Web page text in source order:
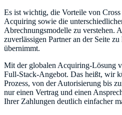
Es ist wichtig, die Vorteile von
Acquiring sowie die
Abrechnungsmodelle zu verstehen.
zuverlässigen Partner an der Seite
übernimmt.
Mit der globalen Acquiring-Lösung
Full-Stack-Angebot. Das heißt, wir
Prozess, von der Autorisierung bis
nur einen Vertrag und einen
Ihrer Zahlungen deutlich einfacher